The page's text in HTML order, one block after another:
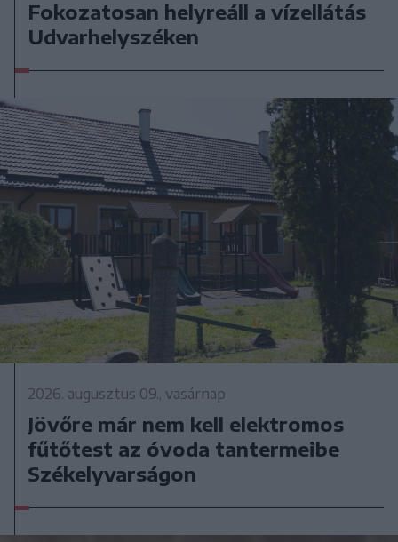
Fokozatosan helyreáll a vízellátás
Udvarhelyszéken
2026. augusztus 09., vasárnap
Jövőre már nem kell elektromos
fűtőtest az óvoda tantermeibe
Székelyvarságon